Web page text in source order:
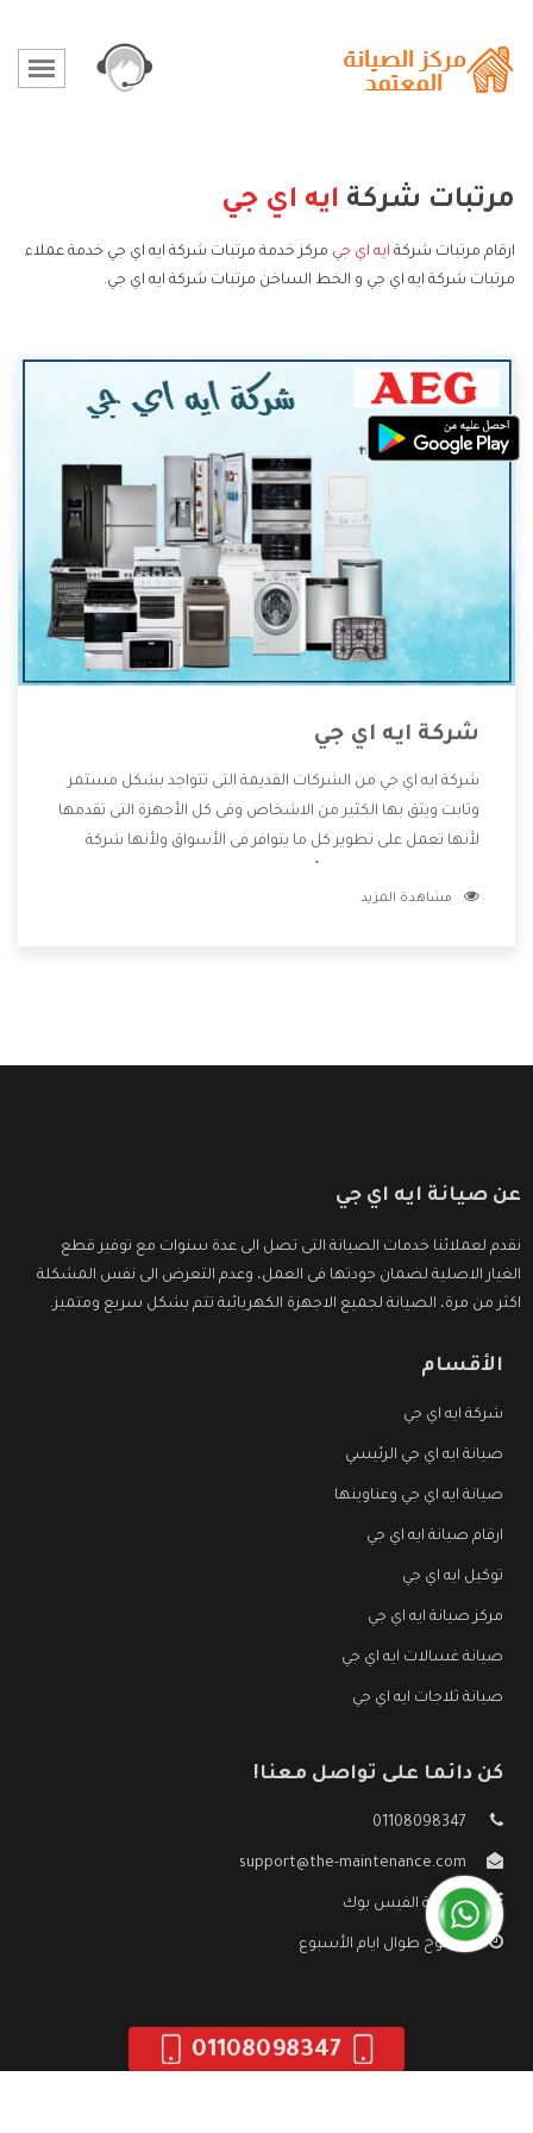
مرتبات شركة ايه اي جي
ارقام مرتبات شركة ايه اي جي مركز خدمة مرتبات شركة ايه اي جي خدمة عملاء
مرتبات شركة ايه اي جي و الخط الساخن مرتبات شركة ايه اي جي.
شركة ايه اي جي
شركة ايه اي جي من الشركات القديمة التى تتواجد بشكل مستمر
وثابت ويثق بها الكثير من الاشخاص وفى كل الأجهزة التى تقدمها
لأنها تعمل على تطوير كل ما يتوافر فى الأسواق ولأنها شركة
وتقدم للعملاء أقوى العروض والخصومات التى تسهل على
مشاهدة المزيد
عن صيانة ايه اي جي
نقدم لعملائنا خدمات الصيانة التى تصل الى عدة سنوات مع توفير قطع
الغيار الاصلية لضمان جودتها فى العمل، وعدم التعرض الى نفس المشكلة
اكثر من مرة، الصيانة لجميع الاجهزة الكهربائية تتم بشكل سريع ومتميز.
الأقسام
شركة ايه اي جي
صيانة ايه اي جي الرئيسي
صيانة ايه اي جي وعناوينها
ارقام صيانة ايه اي جي
توكيل ايه اي جي
مركز صيانة ايه اي جي
صيانة غسالات ايه اي جي
صيانة ثلاجات ايه اي جي
كن دائما على تواصل معنا!
01108098347
support@the-maintenance.com
صفحة الفيس بوك
مفتوح طوال ايام الأسبوع
01108098347